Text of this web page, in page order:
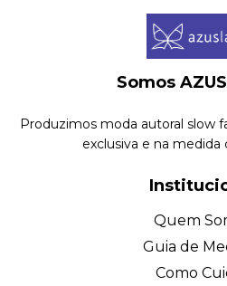
Somos
Produzimos moda autoral slow
exclusiva e na medida
Quem
Guia de
Como